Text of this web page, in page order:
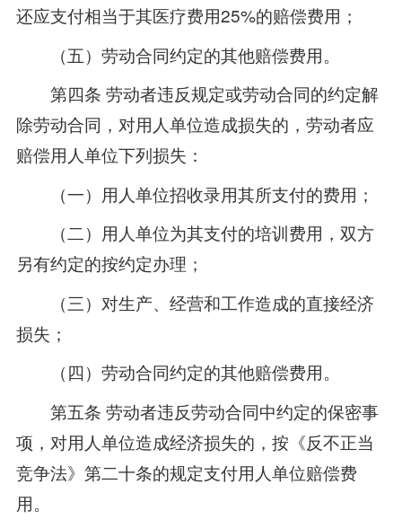
还应支付相当于其医疗费用25%的赔偿费用；
（五）劳动合同约定的其他赔偿费用。
第四条 劳动者违反规定或劳动合同的约定解
除劳动合同，对用人单位造成损失的，劳动者应
赔偿用人单位下列损失：
（一）用人单位招收录用其所支付的费用；
（二）用人单位为其支付的培训费用，双方
另有约定的按约定办理；
（三）对生产、经营和工作造成的直接经济
损失；
（四）劳动合同约定的其他赔偿费用。
第五条 劳动者违反劳动合同中约定的保密事
项，对用人单位造成经济损失的，按《反不正当
竞争法》第二十条的规定支付用人单位赔偿费
用。